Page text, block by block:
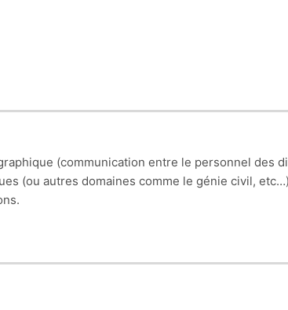
(communication entre le personnel des
(ou autres domaines comme le génie civil,